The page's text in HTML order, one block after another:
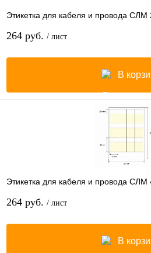
Этикетка для кабеля и провода СЛМ
264 руб. / лист
В
Этикетка для кабеля и провода СЛМ
264 руб. / лист
В